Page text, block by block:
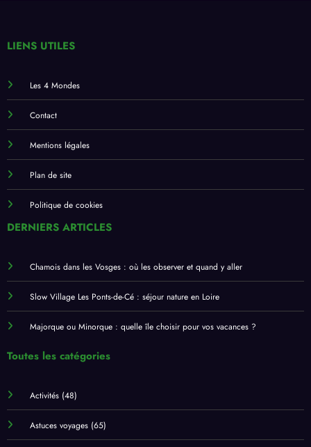
LIENS UTILES
Les 4 Mondes
Contact
Mentions légales
Plan de site
Politique de cookies
DERNIERS ARTICLES
Chamois dans les Vosges : où les observer et quand y aller
Slow Village Les Ponts-de-Cé : séjour nature en Loire
Majorque ou Minorque : quelle île choisir pour vos vacances ?
Toutes les catégories
Activités(48)
Astuces voyages(65)